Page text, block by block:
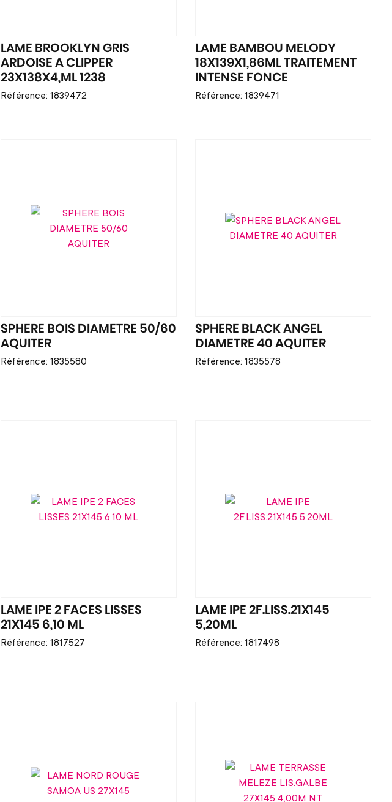
LAME BROOKLYN GRIS
ARDOISE A CLIPPER
23X138X4,ML 1238
Référence: 1839472
LAME BAMBOU MELODY
18X139X1,86ML TRAITEMENT
INTENSE FONCE
Référence: 1839471
SPHERE BOIS DIAMETRE 50/60
AQUITER
Référence: 1835580
SPHERE BLACK ANGEL
DIAMETRE 40 AQUITER
Référence: 1835578
LAME IPE 2 FACES LISSES
21X145 6,10 ML
Référence: 1817527
LAME IPE 2F.LISS.21X145
5,20ML
Référence: 1817498